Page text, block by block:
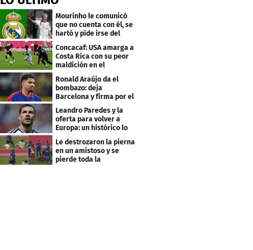
Mourinho le comunicó
que no cuenta con él, se
hartó y pide irse del
Concacaf: USA amarga a
Costa Rica con su peor
maldición en el
premundial Sub-20
Ronald Araújo da el
bombazo: deja
Barcelona y firma por el
club menos pensado
Leandro Paredes y la
oferta para volver a
Europa: un histórico lo
Le destrozaron la pierna
en un amistoso y se
pierde toda la